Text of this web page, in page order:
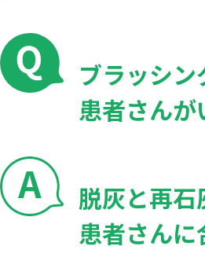
ブラッシン
患者さんが
脱灰と再石
患者さん